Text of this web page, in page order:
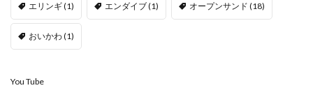
エリンギ(1) エンダイブ(1) オープンサンド (18)
おいかわ(1)
You Tube